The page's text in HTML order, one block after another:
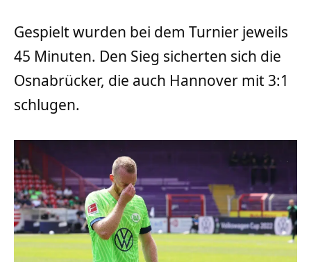
Gespielt wurden bei dem Turnier jeweils
45 Minuten. Den Sieg sicherten sich die
Osnabrücker, die auch Hannover mit 3:1
schlugen.